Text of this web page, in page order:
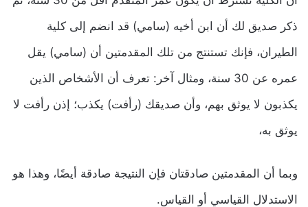
ذكر صديق لك أن ابن أخيه (سامي) قد انضم إلى كلية
الطيران، فإنك تستنتج من تلك المقدمتين أن (سامي) يقل
عمره عن 30 سنة، ومثال آخر: تعرف أن الأشخاص الذين
يكذبون لا يوثق بهم، وأن صديقك (رأفت) يكذب؛ إذن رأفت لا
يوثق به،
وبما أن المقدمتين صادقتان فإن النتيجة صادقة أيضًا، وهذا هو
الاستدلال القياسي أو القياس.